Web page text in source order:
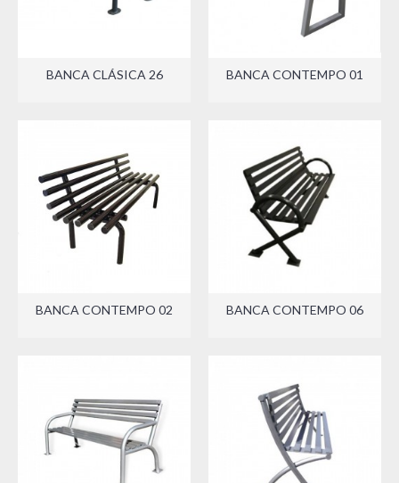
BANCA CLÁSICA 26 BANCA CONTEMPO 01
BANCA CONTEMPO 02 BANCA CONTEMPO 06